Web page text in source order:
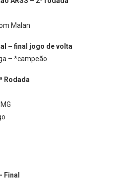
Malan
– final jogo de volta
– *campeão
Rodada
Final